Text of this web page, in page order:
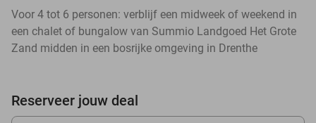
Voor 4 tot 6 personen: verblijf een midweek of weekend in
een chalet of bungalow van Summio Landgoed Het Grote
Zand midden in een bosrijke omgeving in Drenthe
Reserveer jouw deal